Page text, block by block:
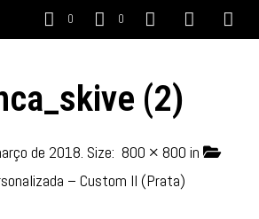
0 0
(2)
de 2018. Size: 800 × 800 in
– Custom II (Prata)